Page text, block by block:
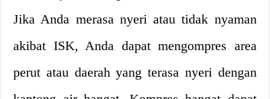
Jika Anda merasa nyeri atau tidak nyaman
akibat ISK, Anda dapat mengompres area
perut atau daerah yang terasa nyeri dengan